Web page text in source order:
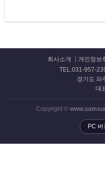
회사소개 개인정보
TEL.031-957-
경기도 파
대
Copyright ©
PC 버